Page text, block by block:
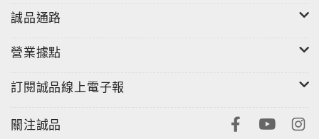
誠品通路
營業據點
訂閱誠品線上電子報
關注誠品